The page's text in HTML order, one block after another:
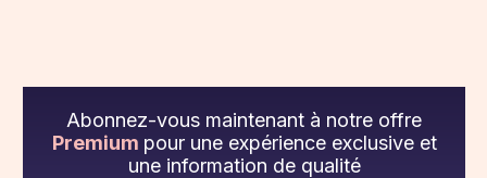
Abonnez-vous maintenant à notre offre
Premium pour une expérience exclusive et
une information de qualité